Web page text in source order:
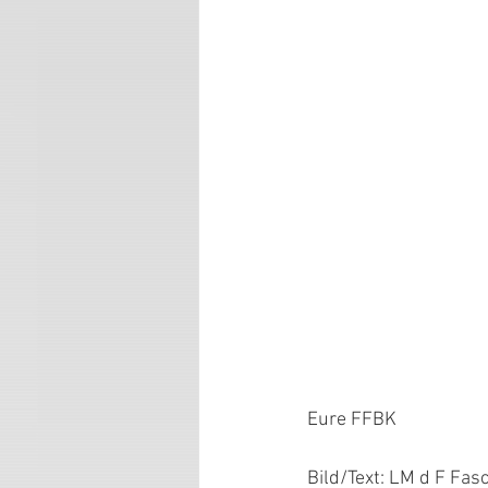
Eure FFBK
Bild/Text: LM d F